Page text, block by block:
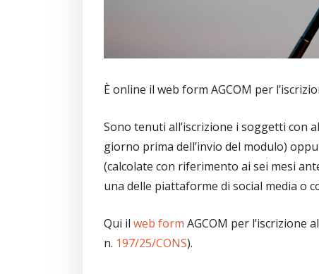
È online il web form AGCOM per
Sono tenuti all’iscrizione i soggetti con
giorno prima dell’invio del modulo)
(calcolate con riferimento ai sei mesi
una delle piattaforme di social media o
Qui il web form AGCOM per l’iscrizione
n. 197/25/CONS).